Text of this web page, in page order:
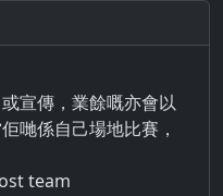
宣傳​，​業​餘​嘅​亦​會​以​
哋​係​自己​場地​比賽​，​
team